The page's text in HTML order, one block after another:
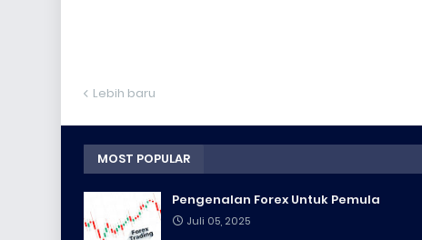
Lebih baru
MOST POPULAR
Pengenalan Forex Untuk Pemula
Juli 05, 2025